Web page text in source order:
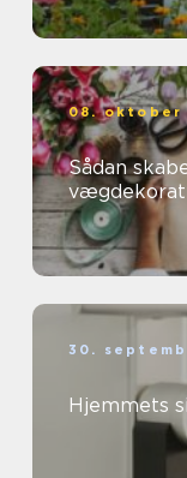
08. oktober
Sådan
30.
Hjemmets